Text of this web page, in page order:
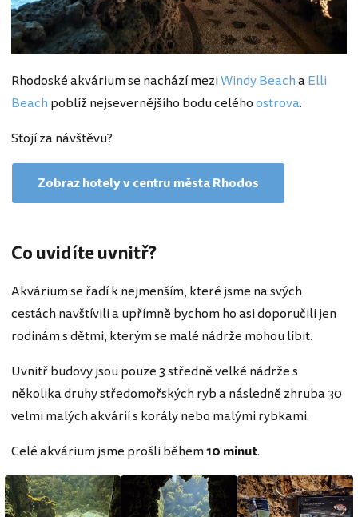
Rhodoské akvárium se nachází meziWindy BeachaElli
Beach poblíž nejsevernějšího bodu celéhoostrova.
Stojí za návštěvu?
Zobraz hotely v centru města Rhodos
Co uvidíte uvnitř?
Akvárium se řadí k nejmenším, které jsme na svých
cestách navštívili a upřímně bychom ho asi doporučili jen
rodinám s dětmi, kterým se malé nádrže mohou líbit.
Uvnitř budovy jsou pouze 3 středně velké nádrže s
několika druhy středomořských ryb a následně zhruba 30
velmi malých akvárií s korály nebo malými rybkami.
Celé akvárium jsme prošli během10 minut.